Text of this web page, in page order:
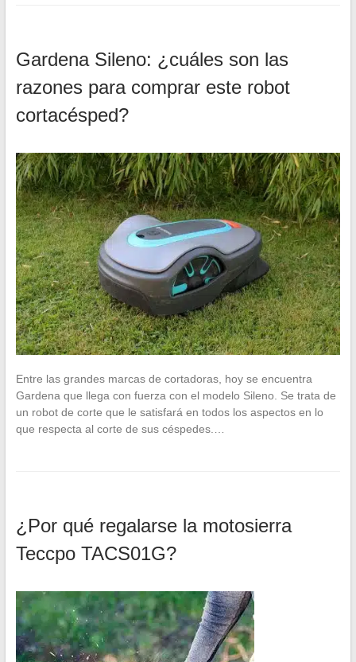
Gardena Sileno: ¿cuáles son las
razones para comprar este robot
cortacésped?
Entre las grandes marcas de cortadoras, hoy se encuentra
Gardena que llega con fuerza con el modelo Sileno. Se trata de
un robot de corte que le satisfará en todos los aspectos en lo
que respecta al corte de sus céspedes.…
¿Por qué regalarse la motosierra
Teccpo TACS01G?